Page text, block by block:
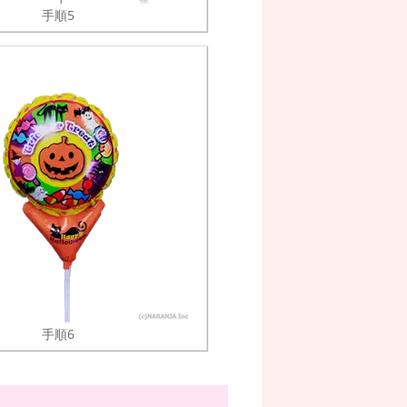
手順5
手順6